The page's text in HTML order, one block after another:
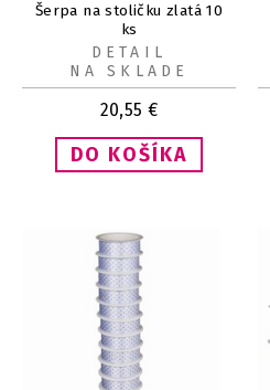
Šerpa na stoličku zlatá 10
ks
20,55 €
DETAIL
NA SKLADE